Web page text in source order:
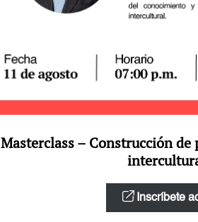
Masterclass – Construcción de
Inscríbete